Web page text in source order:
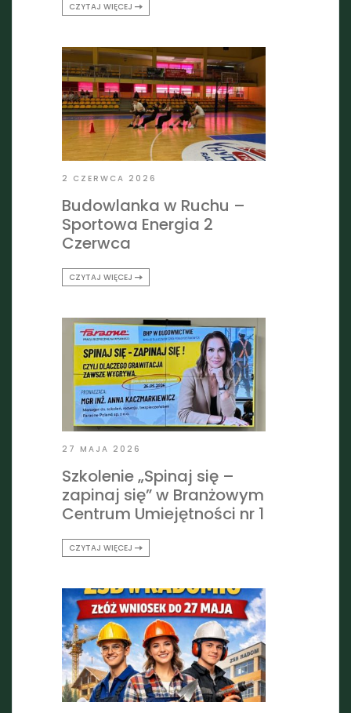
CZYTAJ WIĘCEJ
2 CZERWCA 2026
Budowlanka w Ruchu –
Sportowa Energia 2
Czerwca
CZYTAJ WIĘCEJ
27 MAJA 2026
Szkolenie „Spinaj się –
zapinaj się” w Branżowym
Centrum Umiejętności nr 1
CZYTAJ WIĘCEJ